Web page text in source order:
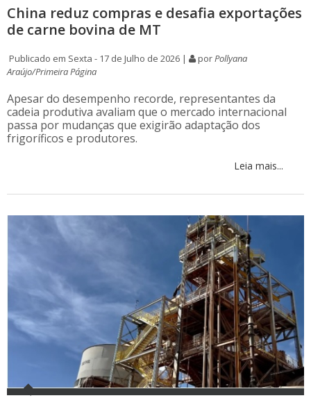
China reduz compras e desafia exportações
de carne bovina de MT
Publicado em Sexta - 17 de Julho de 2026 | porPollyana
Araújo/Primeira Página
Apesar do desempenho recorde, representantes da
cadeia produtiva avaliam que o mercado internacional
passa por mudanças que exigirão adaptação dos
frigoríficos e produtores.
Leia mais...